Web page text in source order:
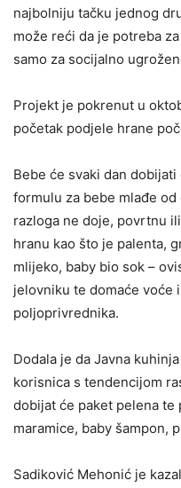
najbolniju tačku jednog
može reći da je potreba
samo za socijalno
Projekt je pokrenut u
početak podjele hrane
Bebe će svaki dan
formulu za bebe mlađe
razloga ne doje, povrtnu
hranu kao što je palenta,
mlijeko, baby bio sok –
jelovniku te domaće voće
poljoprivrednika.
Dodala je da Javna
korisnica s tendencijom
dobijat će paket pelena te
maramice, baby šampon,
Sadiković Mehonić je